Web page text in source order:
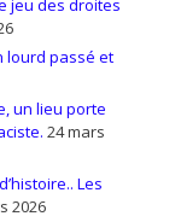
jeu des droites
lourd passé et
un lieu porte
24 mars
Les
2026